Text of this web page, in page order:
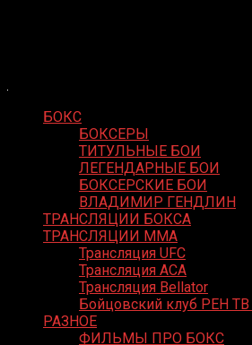
БОКС
БОКСЕРЫ
ТИТУЛЬНЫЕ БОИ
ЛЕГЕНДАРНЫЕ БОИ
БОКСЕРСКИЕ БОИ
ВЛАДИМИР ГЕНДЛИН
ТРАНСЛЯЦИИ БОКСА
ТРАНСЛЯЦИИ MMA
Трансляция UFC
Трансляция ACA
Трансляция Bellator
Бойцовский клуб РЕН
РАЗНОЕ
ФИЛЬМЫ ПРО БОКС